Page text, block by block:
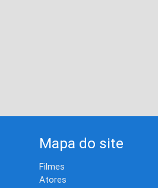
Mapa do site
Filmes
Atores